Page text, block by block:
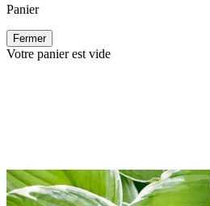
Panier
Fermer
Votre panier est vide